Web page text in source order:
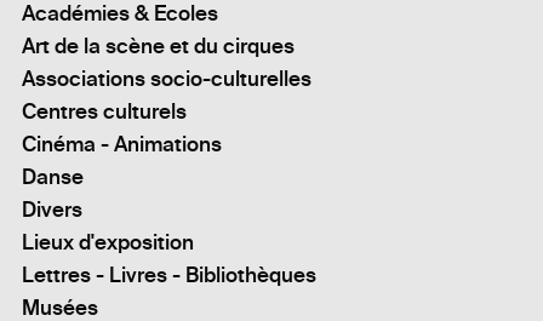
Académies & Ecoles
Art de la scène et du cirques
Associations socio-culturelles
Centres culturels
Cinéma - Animations
Danse
Divers
Lieux d'exposition
Lettres - Livres - Bibliothèques
Musées